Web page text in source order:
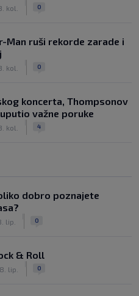
kol. 0
Man ruši rekorde zarade i
kol. 0
koncerta, Thompsonov
važne poruke
kol. 4
dobro poznajete
lip. 0
& Roll
8. lip. 0